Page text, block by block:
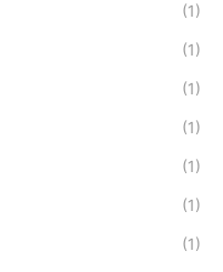
(1)
(1)
(1)
(1)
(1)
(1)
(1)